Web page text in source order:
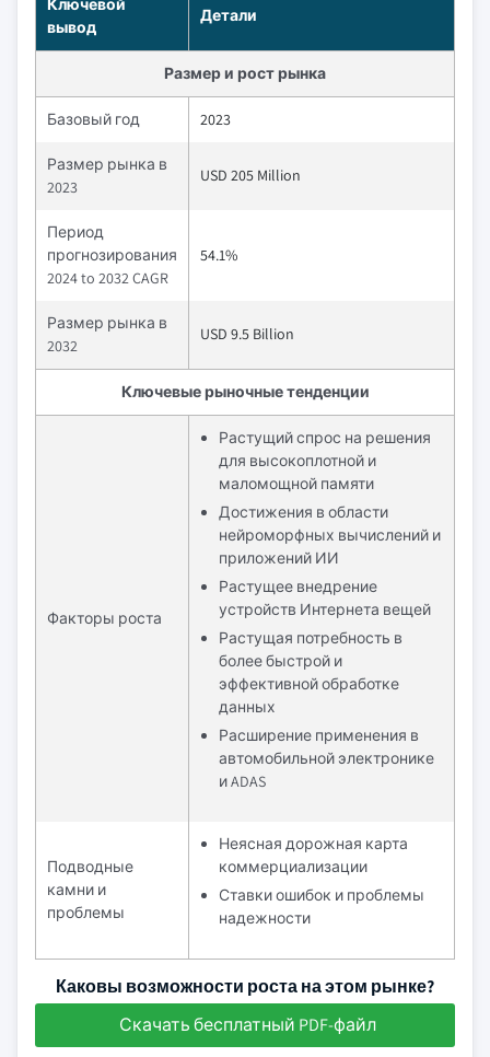
Ключевой
вывод
Детали
Размер и рост рынка
Базовый год 2023
Размер рынка в
2023
USD 205 Million
Период
прогнозирования
2024 to 2032 CAGR
54.1%
Размер рынка в
2032
USD 9.5 Billion
Ключевые рыночные тенденции
Факторы роста
Растущий спрос на решения
для высокоплотной и
маломощной памяти
Достижения в области
нейроморфных вычислений и
приложений ИИ
Растущее внедрение
устройств Интернета вещей
Растущая потребность в
более быстрой и
эффективной обработке
данных
Расширение применения в
автомобильной электронике
и ADAS
Подводные
камни и
проблемы
Неясная дорожная карта
коммерциализации
Ставки ошибок и проблемы
надежности
Каковы возможности роста на этом рынке?
Скачать бесплатный PDF-файл